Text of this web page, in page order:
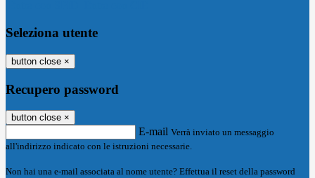
Seleziona utente
button close ×
Recupero password
button close ×
E-mail Verrà inviato un messaggio
all'indirizzo indicato con le istruzioni necessarie.
Non hai una e-mail associata al nome utente? Effettua il reset della password